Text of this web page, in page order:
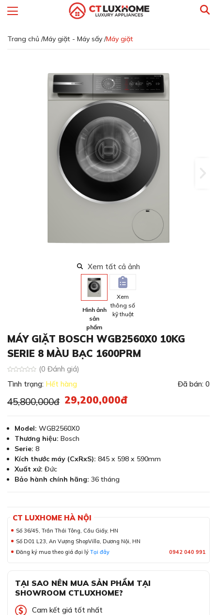
Trang chủ /Máy giặt - Máy sấy /Máy giặt
Xem tất cả ảnh
Hình ảnh
sản
phẩm
Xem
thông số
kỹ thuật
MÁY GIẶT BOSCH WGB2560X0 10KG
SERIE 8 MÀU BẠC 1600PRM
(0 Đánh giá)
Tình trạng: Hết hàng Đã bán: 0
45,800,000đ 29,200,000đ
Model: WGB2560X0
Thương hiệu: Bosch
Serie: 8
Kích thước máy (CxRxS): 845 x 598 x 590mm
Xuất xứ: Đức
Bảo hành chính hãng: 36 tháng
CT LUXHOME HÀ NỘI
Số 36/45, Trần Thái Tông, Cầu Giấy, HN
Số D01 L23, An Vượng ShopVilla, Dương Nội, HN
Đăng ký mua theo giá đại lý Tại đây 0942 040 991
TẠI SAO NÊN MUA SẢN PHẨM TẠI
SHOWROOM CTLUXHOME?
Cam kết giá tốt nhất